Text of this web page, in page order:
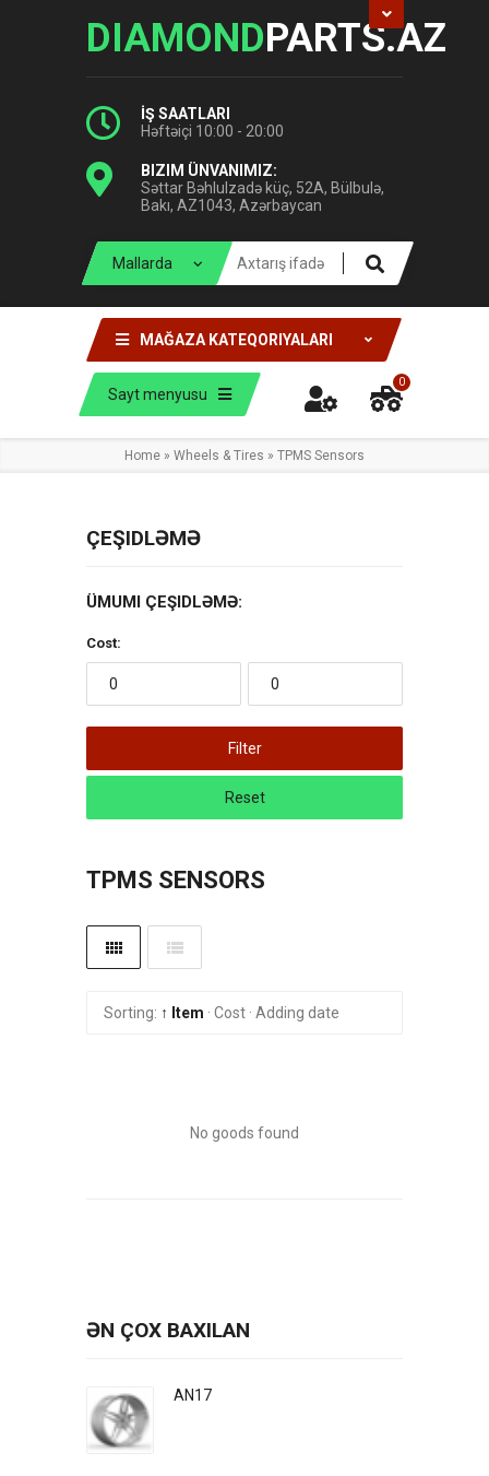
DIAMONDPARTS.AZ
İŞ SAATLARI
Həftəiçi 10:00 - 20:00
BIZIM ÜNVANIMIZ:
Səttar Bəhlulzadə küç, 52A, Bülbulə,
Bakı, AZ1043, Azərbaycan
MAĞAZA KATEQORIYALARI
Sayt menyusu
0
Home » Wheels & Tires » TPMS Sensors
ÇEŞIDLƏMƏ
ÜMUMI ÇEŞIDLƏMƏ:
Cost:
Filter
Reset
TPMS SENSORS
Sorting: ↑ Item · Cost · Adding date
No goods found
ƏN ÇOX BAXILAN
AN17